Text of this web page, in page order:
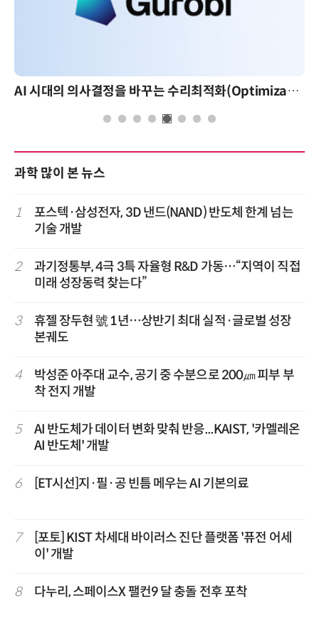
AI 시대의 의사결정을 바꾸는 수리최적화(Optimization): 실제 산업 적용 사례와 활용 전략
과학 많이 본 뉴스
1
포스텍·삼성전자, 3D 낸드(NAND) 반도체 한계 넘는
기술 개발
2
과기정통부, 4극 3특 자율형 R&D 가동…“지역이 직접
미래 성장동력 찾는다”
3
휴젤 장두현 號 1년…상반기 최대 실적·글로벌 성장
본궤도
4
박성준 아주대 교수, 공기 중 수분으로 200㎛ 피부 부
착 전지 개발
5
AI 반도체가 데이터 변화 맞춰 반응...KAIST, '카멜레온
AI 반도체' 개발
6 [ET시선]지·필·공 빈틈 메우는 AI 기본의료
7
[포토] KIST 차세대 바이러스 진단 플랫폼 '퓨전 어세
이' 개발
8 다누리, 스페이스X 팰컨9 달 충돌 전후 포착